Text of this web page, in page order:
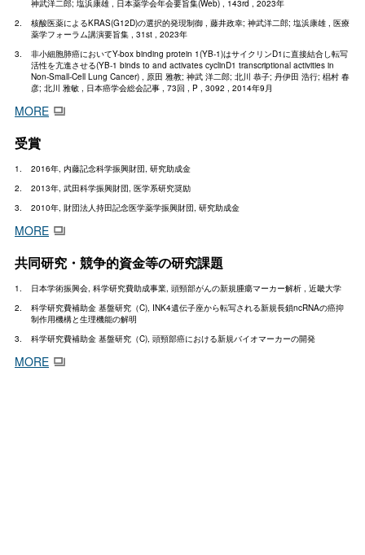
神武洋二郎; 塩浜康雄 , 日本薬学会年会要旨集(Web) , 143rd , 2023年
核酸医薬によるKRAS(G12D)の選択的発現制御 , 藤井政幸; 神武洋二郎; 塩浜康雄 , 医療
薬学フォーラム講演要旨集 , 31st , 2023年
非小細胞肺癌においてY-box binding protein 1(YB-1)はサイクリンD1に直接結合し転写
活性を亢進させる(YB-1 binds to and activates cyclinD1 transcriptional activities in
Non-Small-Cell Lung Cancer) , 原田 雅教; 神武 洋二郎; 北川 恭子; 丹伊田 浩行; 椙村 春
彦; 北川 雅敏 , 日本癌学会総会記事 , 73回 , P , 3092 , 2014年9月
MORE
受賞
2016年, 内藤記念科学振興財団, 研究助成金
2013年, 武田科学振興財団, 医学系研究奨励
2010年, 財団法人持田記念医学薬学振興財団, 研究助成金
MORE
共同研究・競争的資金等の研究課題
日本学術振興会, 科学研究費助成事業, 頭頸部がんの新規腫瘍マーカー解析 , 近畿大学
科学研究費補助金 基盤研究（C), INK4遺伝子座から転写される新規長鎖ncRNAの癌抑
制作用機構と生理機能の解明
科学研究費補助金 基盤研究（C), 頭頸部癌における新規バイオマーカーの開発
MORE